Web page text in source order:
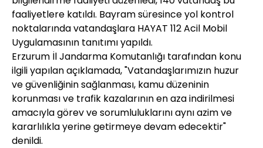
faaliyetlere katıldı. Bayram süresince yol kontrol
noktalarında vatandaşlara HAYAT 112 Acil Mobil
Uygulamasının tanıtımı yapıldı.
Erzurum İl Jandarma Komutanlığı tarafından konu
ilgili yapılan açıklamada, "Vatandaşlarımızın huzur
ve güvenliğinin sağlanması, kamu düzeninin
korunması ve trafik kazalarının en aza indirilmesi
amacıyla görev ve sorumluluklarını aynı azim ve
kararlılıkla yerine getirmeye devam edecektir"
denildi.